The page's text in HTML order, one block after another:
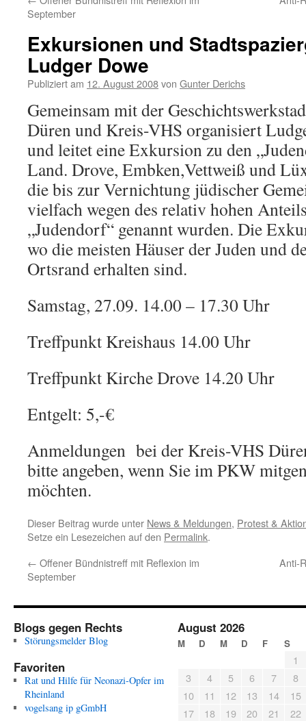
September
Exkursionen und
Ludger Dowe
Publiziert am 12. August 2008von Gunter Derichs
Gemeinsam mit der
Düren und Kreis-VHS organisiert
und leitet eine Exkursion zu den
Land. Drove, Embken,Vettweiß und
die bis zur Vernichtung jüdischer
vielfach wegen des relativ hohen
„Judendorf“ genannt wurden. Die
wo die meisten Häuser der Juden und
Ortsrand erhalten sind.
Samstag, 27.09. 14.00 – 17.30 Uhr
Treffpunkt Kreishaus 14.00 Uhr
Treffpunkt Kirche Drove 14.20 Uhr
Entgelt: 5,-€
Anmeldungen bei der Kreis-VHS
bitte angeben, wenn Sie im PKW
möchten.
Dieser Beitrag wurde unter News & Meldungen, Protest &
Setze ein Lesezeichen auf den Permalink.
← Offener Bündnistreff mit Reflexion im
September
Anti-
Blogs gegen Rechts
Störungsmelder Blog
Favoriten
Rat und Hilfe für Neonazi-Opfer im
Rheinland
vogelsang ip gGmbH
August 2026
M D M D F S
1
3
4 5 6 7
8
10
11 12 13 14
15
17
18 19 20 21
22